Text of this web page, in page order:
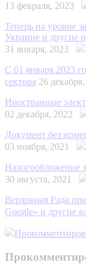
13 февраля, 2023
Теперь на уровне
Украине и другие
31 января, 2023
С 01 января 2023
сектора 26
Иностранные
02 декабря, 2022
Документ без
03 ноября, 2021
Налогообложение
30 августа, 2021
Верховная Рада
Google» и другие